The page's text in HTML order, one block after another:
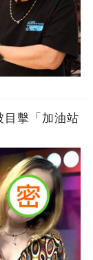
目擊「加油站